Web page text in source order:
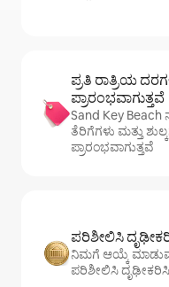
ಪ್ರತಿ ರಾತ್ರಿಯ
ಪ್ರಾರಂಭವಾಗುತ್ತವೆ
Sand Key
ತೆರಿಗೆಗಳು ಮತ್ತು
ಪ್ರಾರಂಭವಾಗುತ್ತವೆ
ಪರಿಶೀಲಿಸಿ
ನಿಮಗೆ ಆಯ್ಕೆ
ಪರಿಶೀಲಿಸಿ